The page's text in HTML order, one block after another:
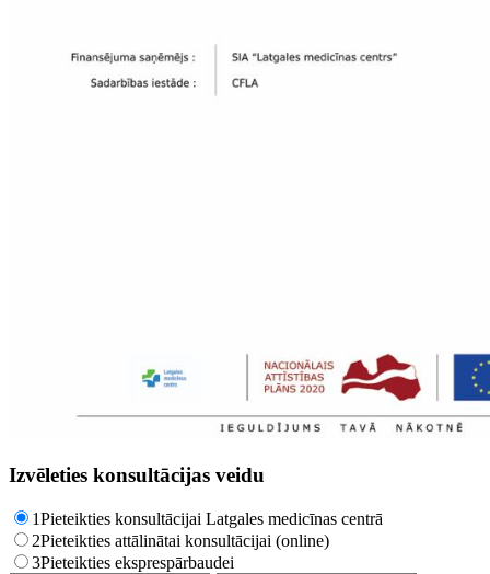
Izvēleties konsultācijas veidu
1Pieteikties konsultācijai Latgales medicīnas centrā
2Pieteikties attālinātai konsultācijai (online)
3Pieteikties eksprespārbaudei